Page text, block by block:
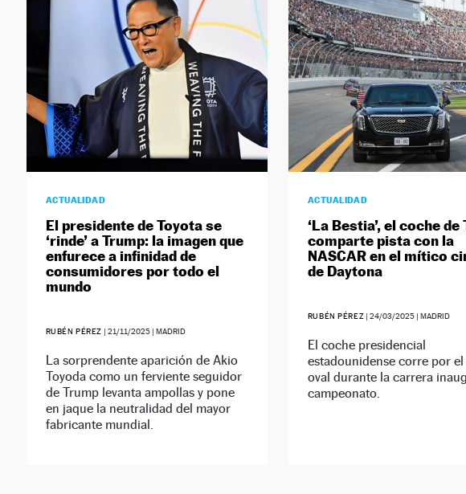
ACTUALIDAD
El presidente de Toyota se
‘rinde’ a Trump: la imagen que
enfurece a infinidad de
consumidores por todo el
mundo
RUBÉN PÉREZ |21/11/2025 | MADRID
La sorprendente aparición de Akio
Toyoda como un ferviente seguidor
de Trump levanta ampollas y pone
en jaque la neutralidad del mayor
fabricante mundial.
ACTUALIDAD
‘La Bestia’, el coche de
comparte pista con la
NASCAR en el mítico
de Daytona
RUBÉN PÉREZ |24/03/2025 | MADRID
El coche presidencial
estadounidense corre por
oval durante la carrera
campeonato.